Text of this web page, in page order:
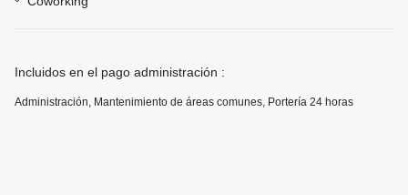
Incluidos en el pago administración :
Administración, Mantenimiento de áreas comunes, Portería 24 horas